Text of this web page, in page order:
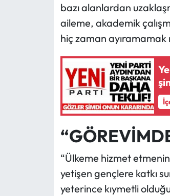
bazı alanlardan
aileme, akademik
hiç zaman ayıramamak
“Ülkeme hizmet etmenin
yetişen gençlere katkı
yeterince kıymetli